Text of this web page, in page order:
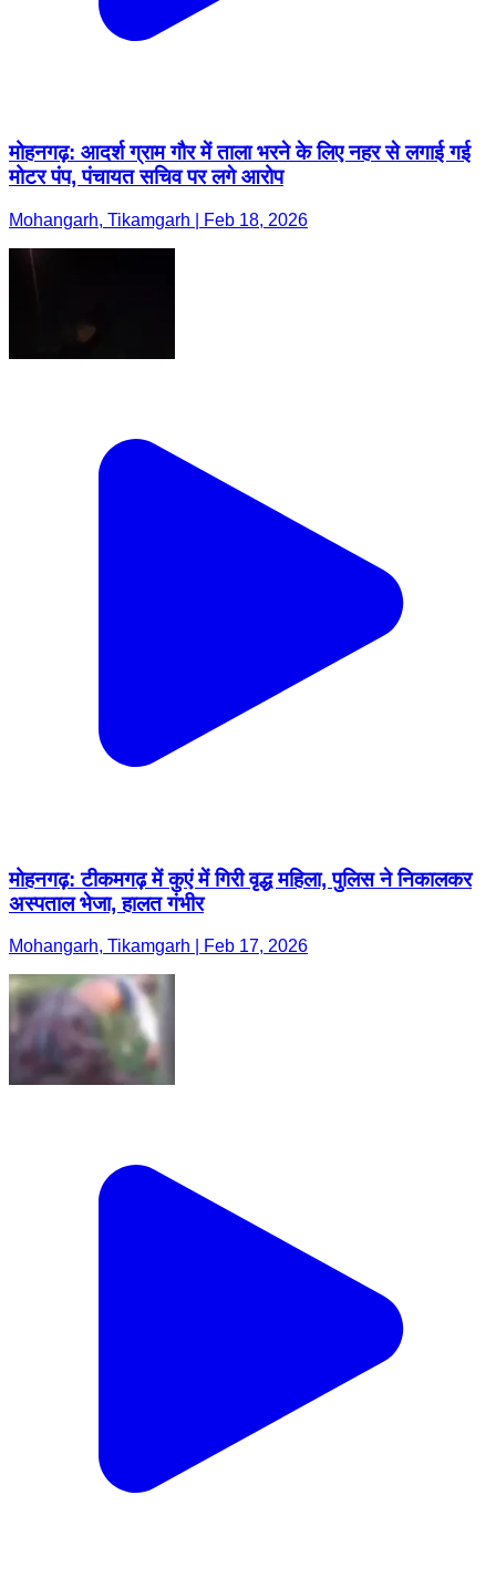
मोहनगढ़: आदर्श ग्राम गौर में ताला भरने के लिए नहर से लगाई गई
मोटर पंप, पंचायत सचिव पर लगे आरोप
Mohangarh, Tikamgarh | Feb 18, 2026
मोहनगढ़: टीकमगढ़ में कुएं में गिरी वृद्ध महिला, पुलिस ने निकालकर
अस्पताल भेजा, हालत गंभीर
Mohangarh, Tikamgarh | Feb 17, 2026